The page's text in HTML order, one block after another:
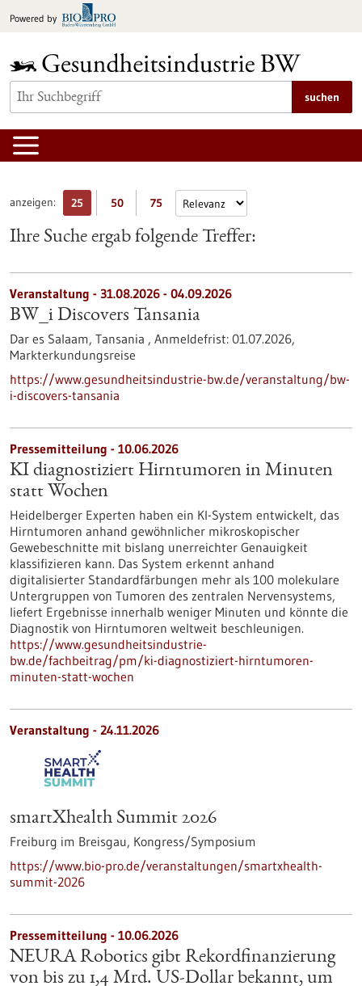
Inhalt
Powered by
suchen
anzeigen: 25 50 75
Ihre Suche ergab folgende Treffer:
Veranstaltung - 31.08.2026 - 04.09.2026
BW_i Discovers Tansania
Dar es Salaam, Tansania , Anmeldefrist: 01.07.2026,
Markterkundungsreise
https://www.gesundheitsindustrie-bw.de/veranstaltung/bw-
i-discovers-tansania
Pressemitteilung - 10.06.2026
KI diagnostiziert Hirntumoren in Minuten
statt Wochen
Heidelberger Experten haben ein KI-System entwickelt, das
Hirntumoren anhand gewöhnlicher mikroskopischer
Gewebeschnitte mit bislang unerreichter Genauigkeit
klassifizieren kann. Das System erkennt anhand
digitalisierter Standardfärbungen mehr als 100 molekulare
Untergruppen von Tumoren des zentralen Nervensystems,
liefert Ergebnisse innerhalb weniger Minuten und könnte die
Diagnostik von Hirntumoren weltweit beschleunigen.
https://www.gesundheitsindustrie-
bw.de/fachbeitrag/pm/ki-diagnostiziert-hirntumoren-
minuten-statt-wochen
Veranstaltung - 24.11.2026
smartXhealth Summit 2026
Freiburg im Breisgau, Kongress/Symposium
https://www.bio-pro.de/veranstaltungen/smartxhealth-
summit-2026
Pressemitteilung - 10.06.2026
NEURA Robotics gibt Rekordfinanzierung
von bis zu 1,4 Mrd. US-Dollar bekannt, um